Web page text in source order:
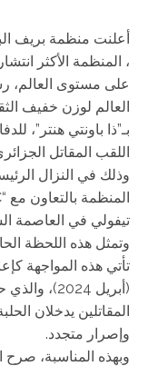
، المنظمة الأكثر
على مستوى العالم،
العالم لوزن خفيف
بـ”ذا باونتي هنتر”،
اللقب المقاتل
وذلك في النزال
تيفولي في العاصمة
وتمثل هذه اللحظة
(أبريل
المقاتلين يدخلان
وإصرار متجدد.
وبهذه المناسبة، صرح